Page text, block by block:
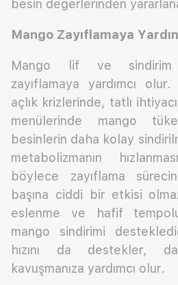
besin değerlerinden
Mango Zayıflamaya
Mango lif ve sindirim
zayıflamaya yardımcı
açlık krizlerinde, tatlı
menülerinde mango
besinlerin daha kolay
metabolizmanın
böylece zayıflama
başına ciddi bir etkisi
eslenme ve hafif
mango sindirimi
hızını da destekler,
kavuşmanıza yardımcı olur.